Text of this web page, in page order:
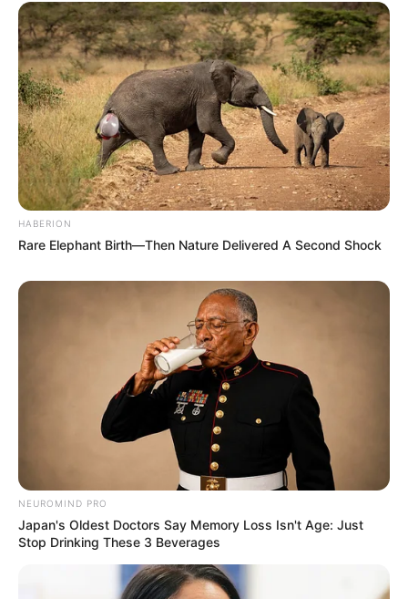
HABERION
Rare Elephant Birth—Then Nature Delivered A Second Shock
NEUROMIND PRO
Japan's Oldest Doctors Say Memory Loss Isn't Age: Just
Stop Drinking These 3 Beverages